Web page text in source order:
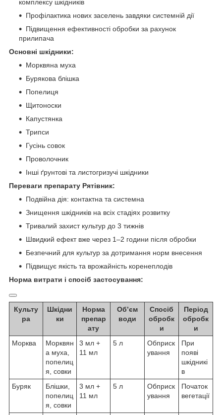
комплексу шкідників
Профілактика нових заселень завдяки системній дії
Підвищення ефективності обробки за рахунок
прилипача
Основні шкідники:
Морквяна муха
Бурякова блішка
Попелиця
Щитоноски
Капустянка
Трипси
Гусінь совок
Проволочник
Інші ґрунтові та листогризучі шкідники
Переваги препарату Рятівник:
Подвійна дія: контактна та системна
Знищення шкідників на всіх стадіях розвитку
Тривалий захист культур до 3 тижнів
Швидкий ефект вже через 1–2 години після обробки
Безпечний для культур за дотримання норм внесення
Підвищує якість та врожайність коренеплодів
Норма витрати і спосіб застосування:
Культу
ра
Шкідни
ки
Норма
препар
ату
Об’єм
води
Спосіб
обробк
и
Період
обробк
и
Морква
Морквян
а муха,
попелиц
я, совки
3 мл +
11 мл
5 л
Обприск
ування
При
появі
шкідникі
в
Буряк
Блішки,
попелиц
я, совки
3 мл +
11 мл
5 л
Обприск
ування
Початок
вегетації